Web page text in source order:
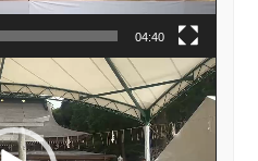
04:40